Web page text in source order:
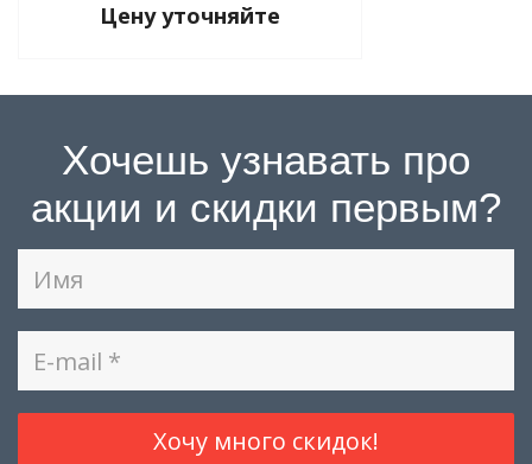
Цену уточняйте
Хочешь узнавать про
акции и скидки первым?